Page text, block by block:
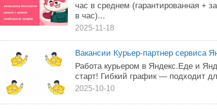
час в среднем (гарантированная +
в час)...
2025-11-18
Вакансии Курьер-партнер сервиса
Работа курьером в Яндекс.Еде и
старт! Гибкий график — подходит
2025-10-10